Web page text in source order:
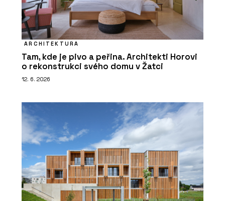
ARCHITEKTURA
Tam, kde je pivo a peřina. Architekti Horovi
o rekonstrukci svého domu v Žatci
12. 6. 2026